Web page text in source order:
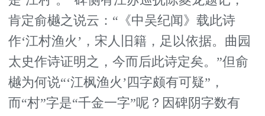
肯定俞樾之说云：“《中吴纪闻》载此诗
作‘江村渔火’，宋人旧籍，足以依据。曲园
太史作诗证明之，今而后此诗定矣。”但俞
樾为何说“‘江枫渔火’四字颇有可疑”，
而“村”字是“千金一字”呢？因碑阴字数有